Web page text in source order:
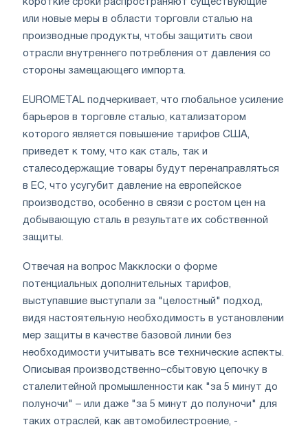
или новые меры в области торговли сталью на
производные продукты, чтобы защитить свои
отрасли внутреннего потребления от давления со
стороны замещающего импорта.
EUROMETAL подчеркивает, что глобальное усиление
барьеров в торговле сталью, катализатором
которого является повышение тарифов США,
приведет к тому, что как сталь, так и
сталесодержащие товары будут перенаправляться
в ЕС, что усугубит давление на европейское
производство, особенно в связи с ростом цен на
добывающую сталь в результате их собственной
защиты.
Отвечая на вопрос Макклоски о форме
потенциальных дополнительных тарифов,
выступавшие выступали за "целостный" подход,
видя настоятельную необходимость в установлении
мер защиты в качестве базовой линии без
необходимости учитывать все технические аспекты.
Описывая производственно–сбытовую цепочку в
сталелитейной промышленности как "за 5 минут до
полуночи" – или даже "за 5 минут до полуночи" для
таких отраслей, как автомобилестроение, -